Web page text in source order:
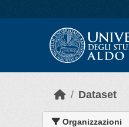
Dataset
Organizzazioni